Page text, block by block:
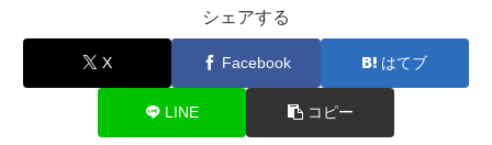
シェアする
X Facebook はてブ
LINE コピー